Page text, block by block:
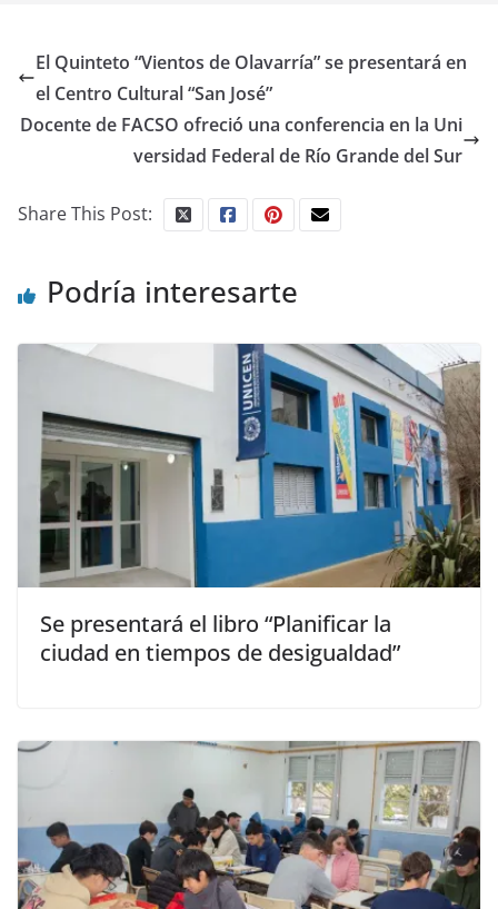
El Quinteto “Vientos de Olavarría” se presentará en
el Centro Cultural “San José”
Docente de FACSO ofreció una conferencia en la Uni
versidad Federal de Río Grande del Sur
Share This Post:
Podría interesarte
Se presentará el libro “Planificar la
ciudad en tiempos de desigualdad”